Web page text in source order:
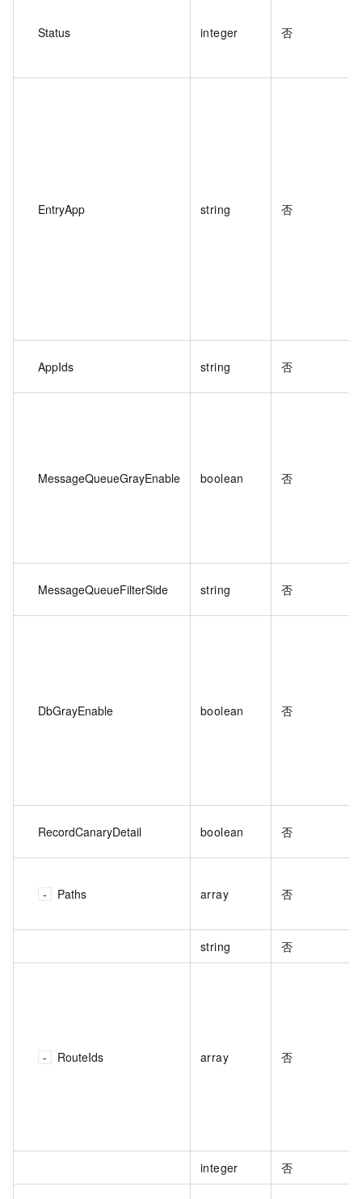
Status integer 否
EntryApp string 否
AppIds string 否
MessageQueueGrayEnable boolean 否
MessageQueueFilterSide string 否
DbGrayEnable boolean 否
RecordCanaryDetail boolean 否
Paths array 否
string 否
RouteIds array 否
integer 否